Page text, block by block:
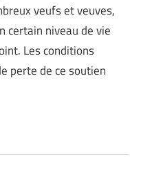
veufs et veuves,
certain niveau de vie
Les conditions
perte de ce soutien